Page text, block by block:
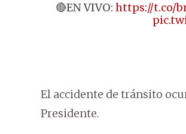
🔴EN VIVO: https://t.co/
El accidente de tránsito
Presidente.